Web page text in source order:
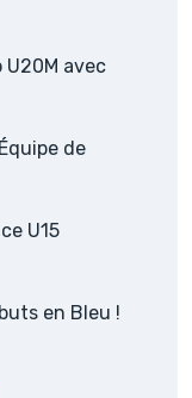
U20M avec
de
U15
en Bleu !